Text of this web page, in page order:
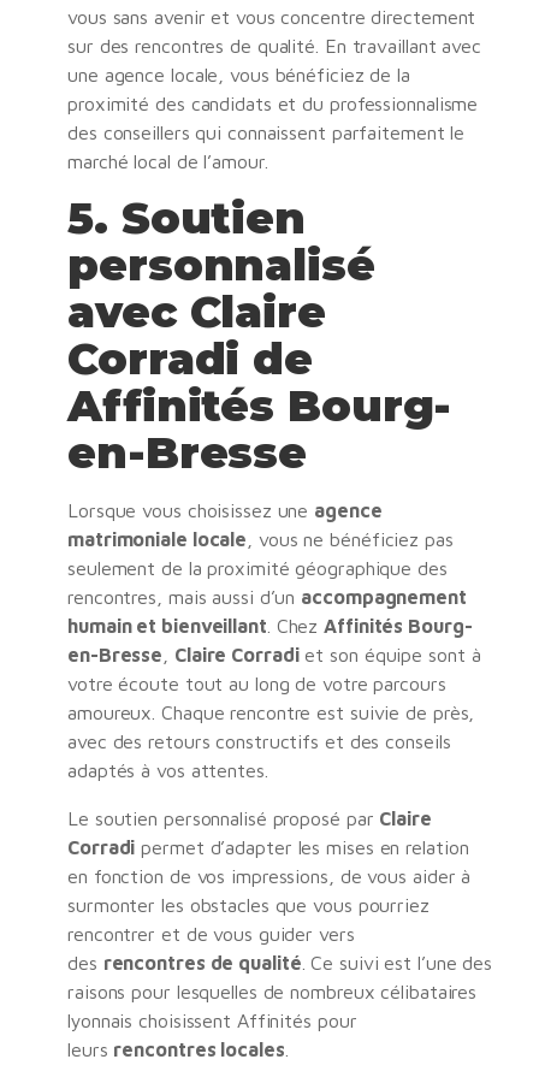
vous sans avenir et vous concentre directement
sur des rencontres de qualité. En travaillant avec
une agence locale, vous bénéficiez de la
proximité des candidats et du professionnalisme
des conseillers qui connaissent parfaitement le
marché local de l’amour.
5. Soutien
personnalisé
avec Claire
Corradi de
Affinités Bourg-
en-Bresse
Lorsque vous choisissez une agence
matrimoniale locale , vous ne bénéficiez pas
seulement de la proximité géographique des
rencontres, mais aussi d’un accompagnement
humain et bienveillant . ChezAffinités Bourg-
en-Bresse
Claire Corradiet son équipe sont à
votre écoute tout au long de votre parcours
amoureux. Chaque rencontre est suivie de près,
avec des retours constructifs et des conseils
adaptés à vos attentes.
Le soutien personnalisé proposé par Claire
Corradi permet d’adapter les mises en relation
en fonction de vos impressions, de vous aider à
surmonter les obstacles que vous pourriez
rencontrer et de vous guider vers
des rencontres de qualité . Ce suivi est l’une des
raisons pour lesquelles de nombreux célibataires
lyonnais choisissent Affinités pour
leurs rencontres locales